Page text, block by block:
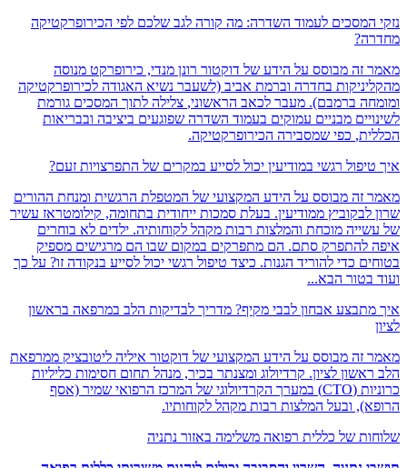
לעמוד השדרה: מה קורה לגב שלכם לפי הכירופרקטיקה
מבוסס על הידע של דוקטור רונן מנדי, כירופרקט מנוסה
בחדרה וברמת אביב (לשעבר נשיא האגודה לכירופרקטיקה
ברמבם).מעבר לכאב הראשוני,צלילה לתוך המסכים גורמת
מבניים עמוקים בעמוד השדרה שפוגעים ביציבה ובבריאות
כפי שמסבירה הכירופרקטיקה.
רגשי במודיעין יכול לסייע במקרים של התפרצויות זעם?
זה מבוסס על הידע המקצועי של המטפלת הרגשית ומנחת ההורים
ממודיעין. בעלת סמכות ייחודית בתחומה, קילומטראז עשיר
מוכחת והמלצות רבות מקהל לקוחותיה. ילדים לא בוחרים
להתפרק סתם. הם מתפרקים במקום שבו הם מרגישים מספיק
כדי להוריד הגנות. כיצד טיפול רגשי יכול לסייע בנקודה זו? על כך
הבא...
אבחון לבבי מקיף? מדריך לבדיקות הלב במרפאה בראשון
מבוסס על הידע המקצועי של דוקטור איליה ליטובציק ממרפאת
לציון. קרדיולוג ומצנתר בכיר, מנהל תחום חסימות כליליות
כרוניות (CTO) במערך הקרדיולוגי של המרכז הרפואי שמיר (אסף
ובעל המלצות רבות מקהל לקוחותיו.
של כללית רפואה משלימה באזור נתניה